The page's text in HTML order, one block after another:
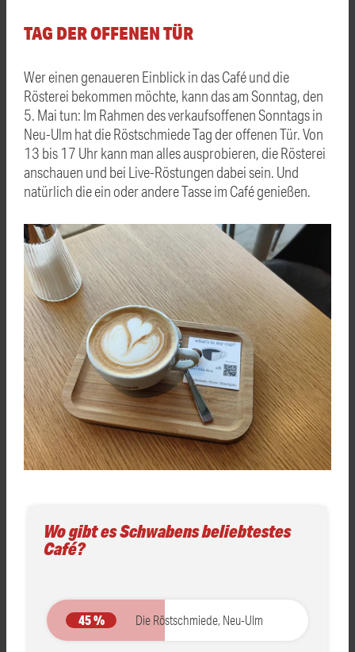
TAG DER OFFENEN TÜR
Wer einen genaueren Einblick in das Café und die
Rösterei bekommen möchte, kann das am Sonntag, den
5. Mai tun: Im Rahmen des verkaufsoffenen Sonntags in
Neu-Ulm hat die Röstschmiede Tag der offenen Tür. Von
13 bis 17 Uhr kann man alles ausprobieren, die Rösterei
anschauen und bei Live-Röstungen dabei sein. Und
natürlich die ein oder andere Tasse im Café genießen.
Wo gibt es Schwabens beliebtestes
Café?
Die Röstschmiede, Neu-Ulm
45 %